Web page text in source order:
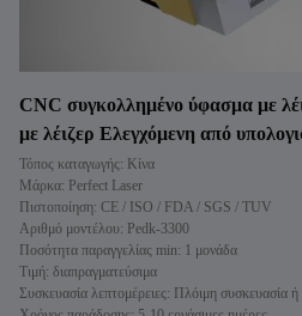
CNC συγκολλημένο ύφασμα με
με λέιζερ Ελεγχόμενη από
Τόπος καταγωγής: Κίνα
Μάρκα: Perfect Laser
Πιστοποίηση: CE / ISO / FDA / SGS / TUV
Αριθμό μοντέλου: Pedk-3300
Ποσότητα παραγγελίας min: 1 μονάδα
Τιμή: διαπραγματεύσιμα
Συσκευασία λεπτομέρειες: Πλόιμη συσκευασία